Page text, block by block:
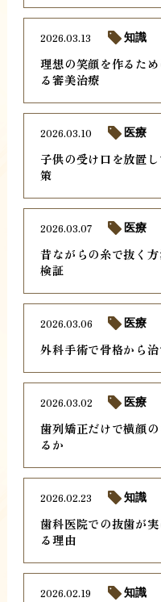
理想の笑顔を作るた
る審美治療
2026.03.13 知識
子供の受け口を放置
策
2026.03.10 医療
昔ながらの糸で抜く
検証
2026.03.07 医療
外科手術で骨格から
2026.03.06 医療
歯列矯正だけで横顔
るか
2026.03.02 医療
歯科医院での抜歯が
る理由
2026.02.23 知識
2026.02.19 知識